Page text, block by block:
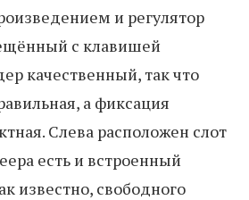
и регулятор
с клавишей
качественный, так что
а фиксация
Слева расположен слот
есть и встроенный
известно, свободного